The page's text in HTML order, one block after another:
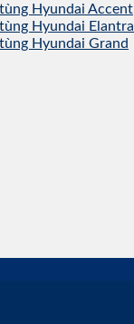
Hyundai Accent
Hyundai Elantra
Hyundai Grand